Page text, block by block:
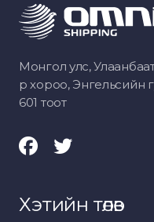
Монгол улс,
р хороо, Энгельсийн
601 тоот
Хэтийн төлөв